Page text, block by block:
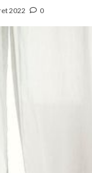
2022 0